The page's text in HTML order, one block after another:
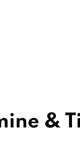
&